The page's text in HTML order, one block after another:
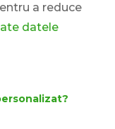
a reduce
datele